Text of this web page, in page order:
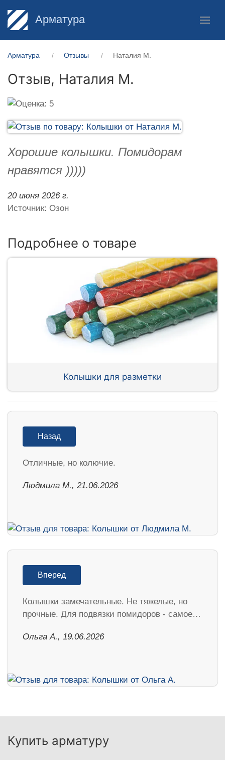
Арматура
Арматура Отзывы Наталия М.
Отзыв, Наталия М.
Хорошие колышки. Помидорам
нравятся )))))
20 июня 2026 г.
Источник: Озон
Подробнее о товаре
Колышки для разметки
Назад
Отличные, но колючие.
Людмила М., 21.06.2026
Вперед
Колышки замечательные. Не тяжелые, но
прочные. Для подвязки помидоров - самое…
Ольга А., 19.06.2026
Купить арматуру